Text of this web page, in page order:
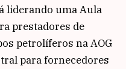
liderando uma Aula
prestadores de
petrolíferos na AOG
para fornecedores